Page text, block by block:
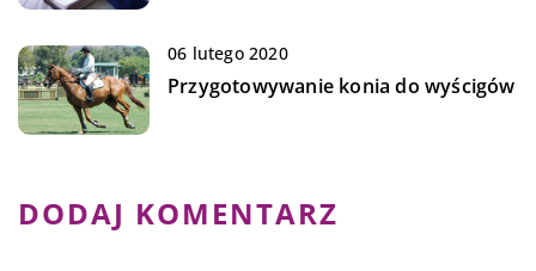
06 lutego 2020
Przygotowywanie konia do wyścigów
DODAJ KOMENTARZ